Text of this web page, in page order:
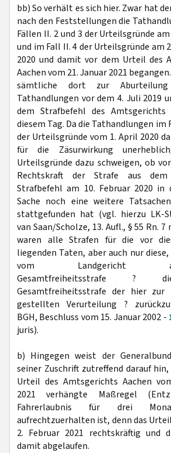
bb) So verhält es sich hier. Zwar hat
nach den Feststellungen die
Fällen II. 2 und 3 der Urteilsgründe
und im Fall II. 4 der Urteilsgründe am
2020 und damit vor dem Urteil des
Aachen vom 21. Januar 2021
sämtliche dort zur Aburteilung
Tathandlungen vor dem 4. Juli 2019
dem Strafbefehl des Amtsgerichts
diesem Tag. Da die Tathandlungen im
der Urteilsgründe vom 1. April 2020
für die Zäsurwirkung
Urteilsgründe dazu schweigen, ob
Rechtskraft der Strafe aus dem
Strafbefehl am 10. Februar 2020 in
Sache noch eine weitere
stattgefunden hat (vgl. hierzu LK-
van Saan/Scholze, 13. Aufl., § 55 Rn.
waren alle Strafen für die vor
liegenden Taten, aber auch nur
vom Landgericht
Gesamtfreiheitsstrafe ?
Gesamtfreiheitsstrafe der hier zur
gestellten Verurteilung ?
BGH, Beschluss vom 15. Januar 2002 -
juris).
b) Hingegen weist der
seiner Zuschrift zutreffend darauf
Urteil des Amtsgerichts Aachen
2021 verhängte Maßregel
Fahrerlaubnis für drei
aufrechtzuerhalten ist, denn das
2. Februar 2021 rechtskräftig und
damit abgelaufen.